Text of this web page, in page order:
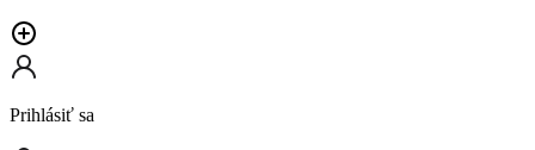
Prihlásiť sa